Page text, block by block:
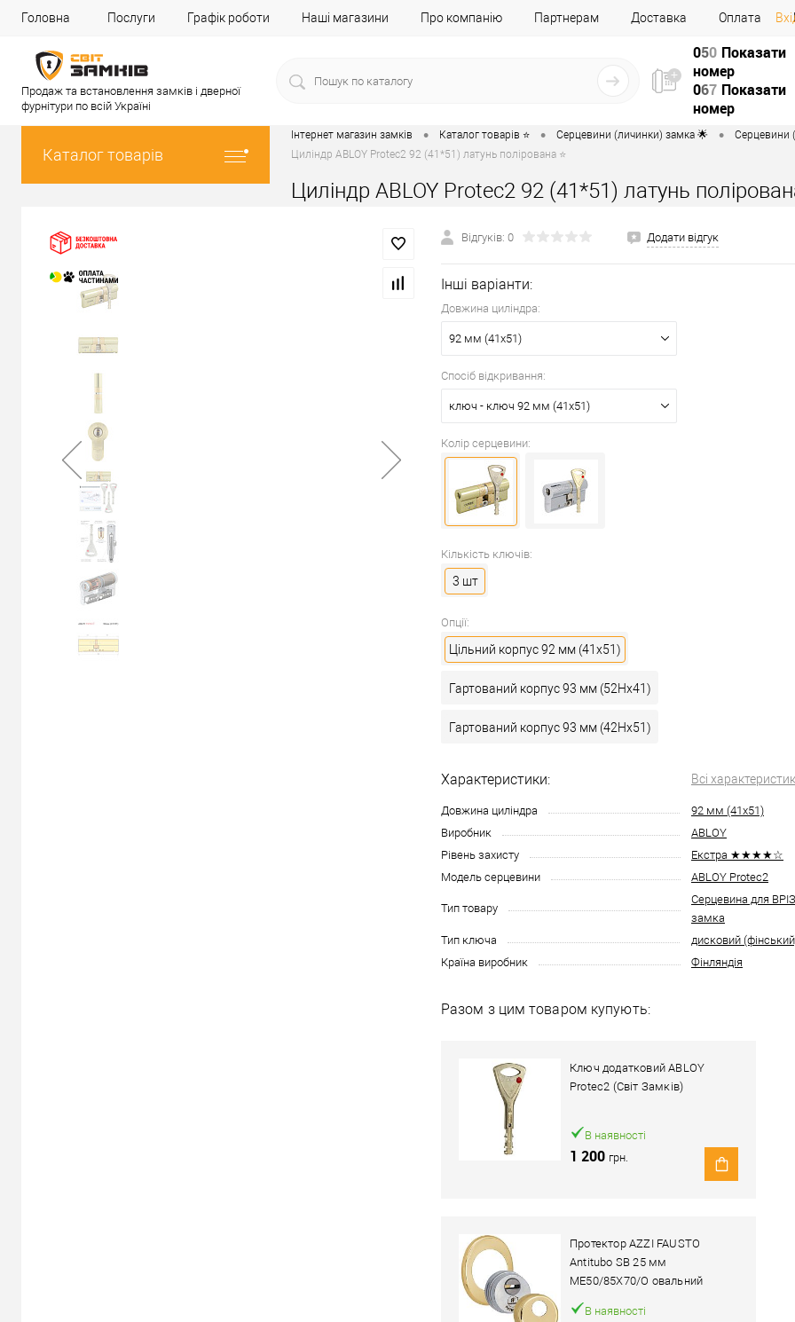
Головна Послуги Графік роботи Наші магазини Про компанію Партнерам Доставка Оплата
Продаж та встановлення замків і дверної
фурнітури по всій Україні
050 Показати
номер
067 Показати
номер
Каталог товарів
Інтернет магазин замків • Каталог товарів ⭐ • Серцевини (личинки) замка 🌟 • Серцевини
Циліндр ABLOY Protec2 92 (41*51) латунь полірована ⭐
Циліндр ABLOY Protec2 92 (41*51) латунь
Відгуків: 0 Додати відгук
Інші варіанти:
Довжина циліндра:
92 мм (41x51)
Спосіб відкривання:
ключ - ключ 92 мм (41x51)
Колір серцевини:
Кількість ключів:
3 шт
Опції:
Цільний корпус 92 мм (41x51)
Гартований корпус 93 мм (52Hx41)
Гартований корпус 93 мм (42Hx51)
Характеристики: Всі
Довжина циліндра
92 мм (41x51)
Виробник
ABLOY
Рівень захисту
Екстра ★★★★☆
Модель серцевини
ABLOY Protec2
Тип товару
Серцевина для
замка
Тип ключа
дисковий
Країна виробник
Фінляндія
Разом з цим товаром купують:
Ключ додатковий ABLOY
Protec2 (Світ Замків)
В наявності
1 200 грн.
Протектор AZZI FAUSTO
Antitubo SB 25 мм
ME50/85X70/O овальний
широкий латунь полірована
В наявності